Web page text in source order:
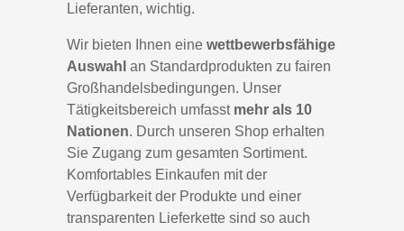
Lieferanten, wichtig.
Wir bieten Ihnen eine wettbewerbsfähige
Auswahl an Standardprodukten zu fairen
Großhandelsbedingungen. Unser
Tätigkeitsbereich umfasst mehr als 10
Nationen. Durch unseren Shop erhalten
Sie Zugang zum gesamten Sortiment.
Komfortables Einkaufen mit der
Verfügbarkeit der Produkte und einer
transparenten Lieferkette sind so auch